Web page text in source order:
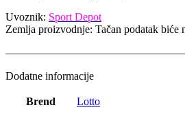
Uvoznik: Sport Depot
Zemlja proizvodnje: Tačan podatak biće
Dodatne informacije
Brend Lotto